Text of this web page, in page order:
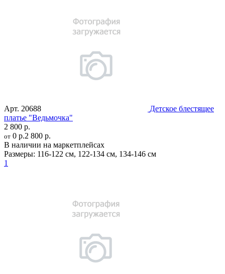
Арт. 20688
Детское блестящее
платье "Ведьмочка"
2 800 р.
от 0 р.2 800 р.
В наличии на маркетплейсах
Размеры: 116-122 см, 122-134 см, 134-146 см
1